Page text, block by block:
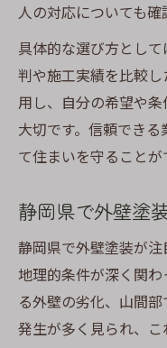
静岡県で安
件
口コミで選
外壁塗装の
ント
外壁塗装の失敗
方
評判を活か
外壁塗装で
口コミや評
外壁塗装の
人の対応についても確
具体的な選び方とし
判や施工実績を比較
用し、自分の希望や
大切です。信頼でき
て住まいを守ることが
静岡県で外壁塗
静岡県で外壁塗装が
地理的条件が深く関
る外壁の劣化、山間
発生が多く見られ、